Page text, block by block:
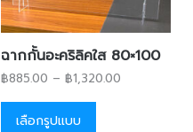
ฉากกั้นอะคริลิคใส 80×100
฿885.00 – ฿1,320.00
เลือกรูปแบบ